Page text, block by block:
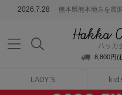
2026.7.28 熊本県熊本地方を震源と
8,800円(
LADY'S
通販サイト